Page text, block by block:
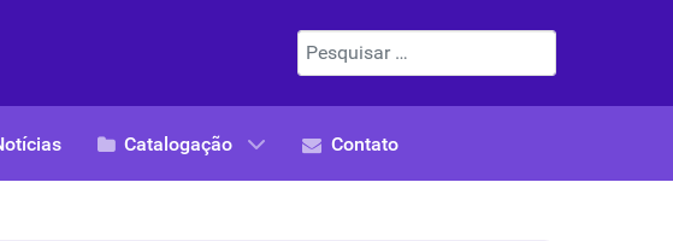
Pesquisar
Catalogação Contato